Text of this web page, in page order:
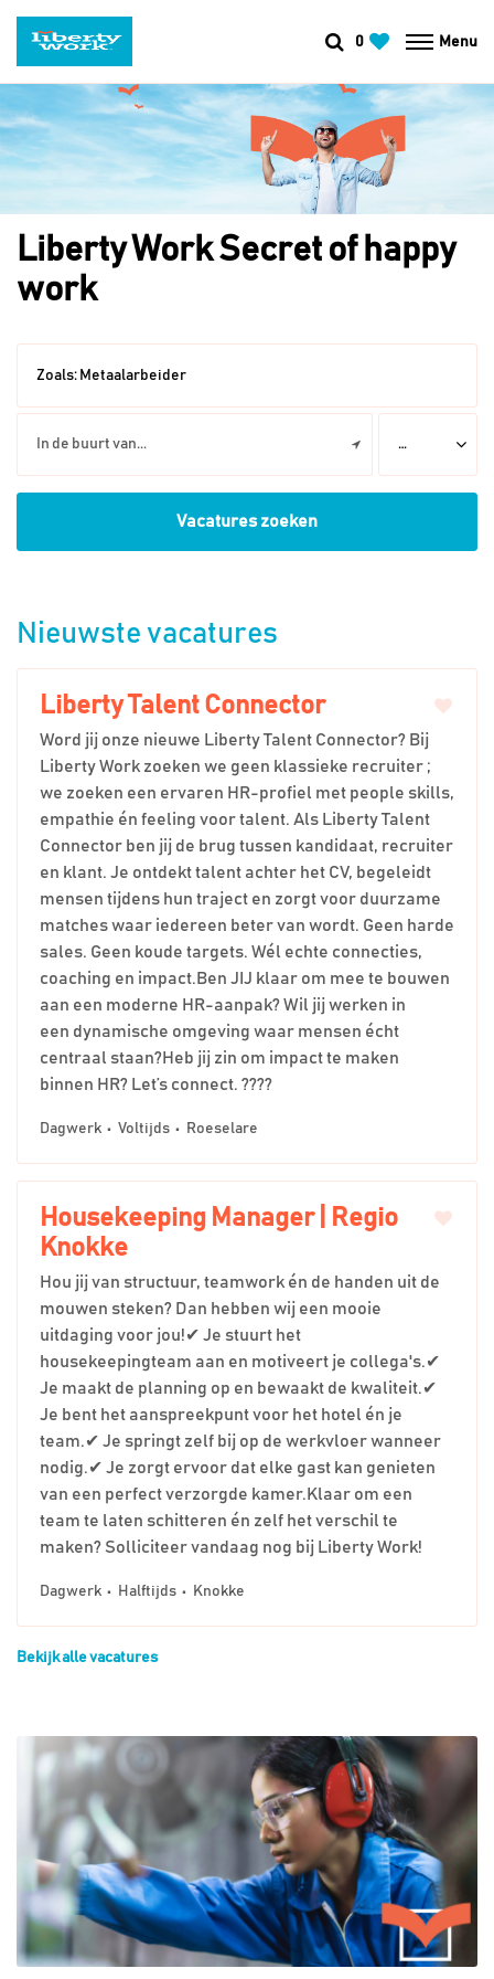
0 Menu
Liberty Work Secret of happy
work
Zoals: Metaalarbeider
Vacatures zoeken
Nieuwste vacatures
Liberty Talent Connector
Word jij onze nieuwe Liberty Talent Connector? Bij
Liberty Work zoeken we geen klassieke recruiter ;
we zoeken een ervaren HR-profiel met people skills,
empathie én feeling voor talent. Als Liberty Talent
Connector ben jij de brug tussen kandidaat, recruiter
en klant. Je ontdekt talent achter het CV, begeleidt
mensen tijdens hun traject en zorgt voor duurzame
matches waar iedereen beter van wordt. Geen harde
sales. Geen koude targets. Wél echte connecties,
coaching en impact.Ben JIJ klaar om mee te bouwen
aan een moderne HR-aanpak? Wil jij werken in
een dynamische omgeving waar mensen écht
centraal staan?Heb jij zin om impact te maken
binnen HR? Let’s connect. ????
Dagwerk Voltijds Roeselare
Housekeeping Manager | Regio
Knokke
Hou jij van structuur, teamwork én de handen uit de
mouwen steken? Dan hebben wij een mooie
uitdaging voor jou!✔ Je stuurt het
housekeepingteam aan en motiveert je collega's.✔
Je maakt de planning op en bewaakt de kwaliteit.✔
Je bent het aanspreekpunt voor het hotel én je
team.✔ Je springt zelf bij op de werkvloer wanneer
nodig.✔ Je zorgt ervoor dat elke gast kan genieten
van een perfect verzorgde kamer.Klaar om een
team te laten schitteren én zelf het verschil te
maken? Solliciteer vandaag nog bij Liberty Work!
Dagwerk Halftijds Knokke
Bekijk alle vacatures